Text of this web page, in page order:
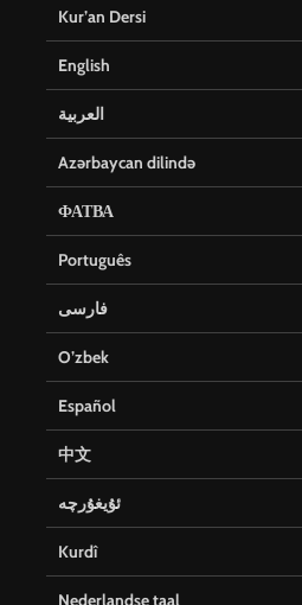
Kur’an Dersi
English
العربية
Azərbaycan dilində
ФАТВА
Português
فارسی
O’zbek
Español
中文
ئۇيغۇرچە
Kurdî
Nederlandse taal